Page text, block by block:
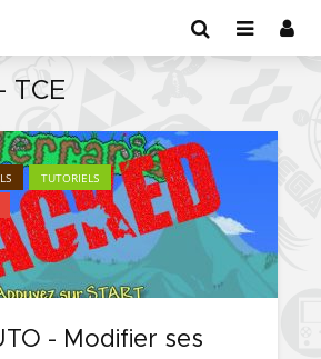
TCE
TUTORIELS
- Modifier ses